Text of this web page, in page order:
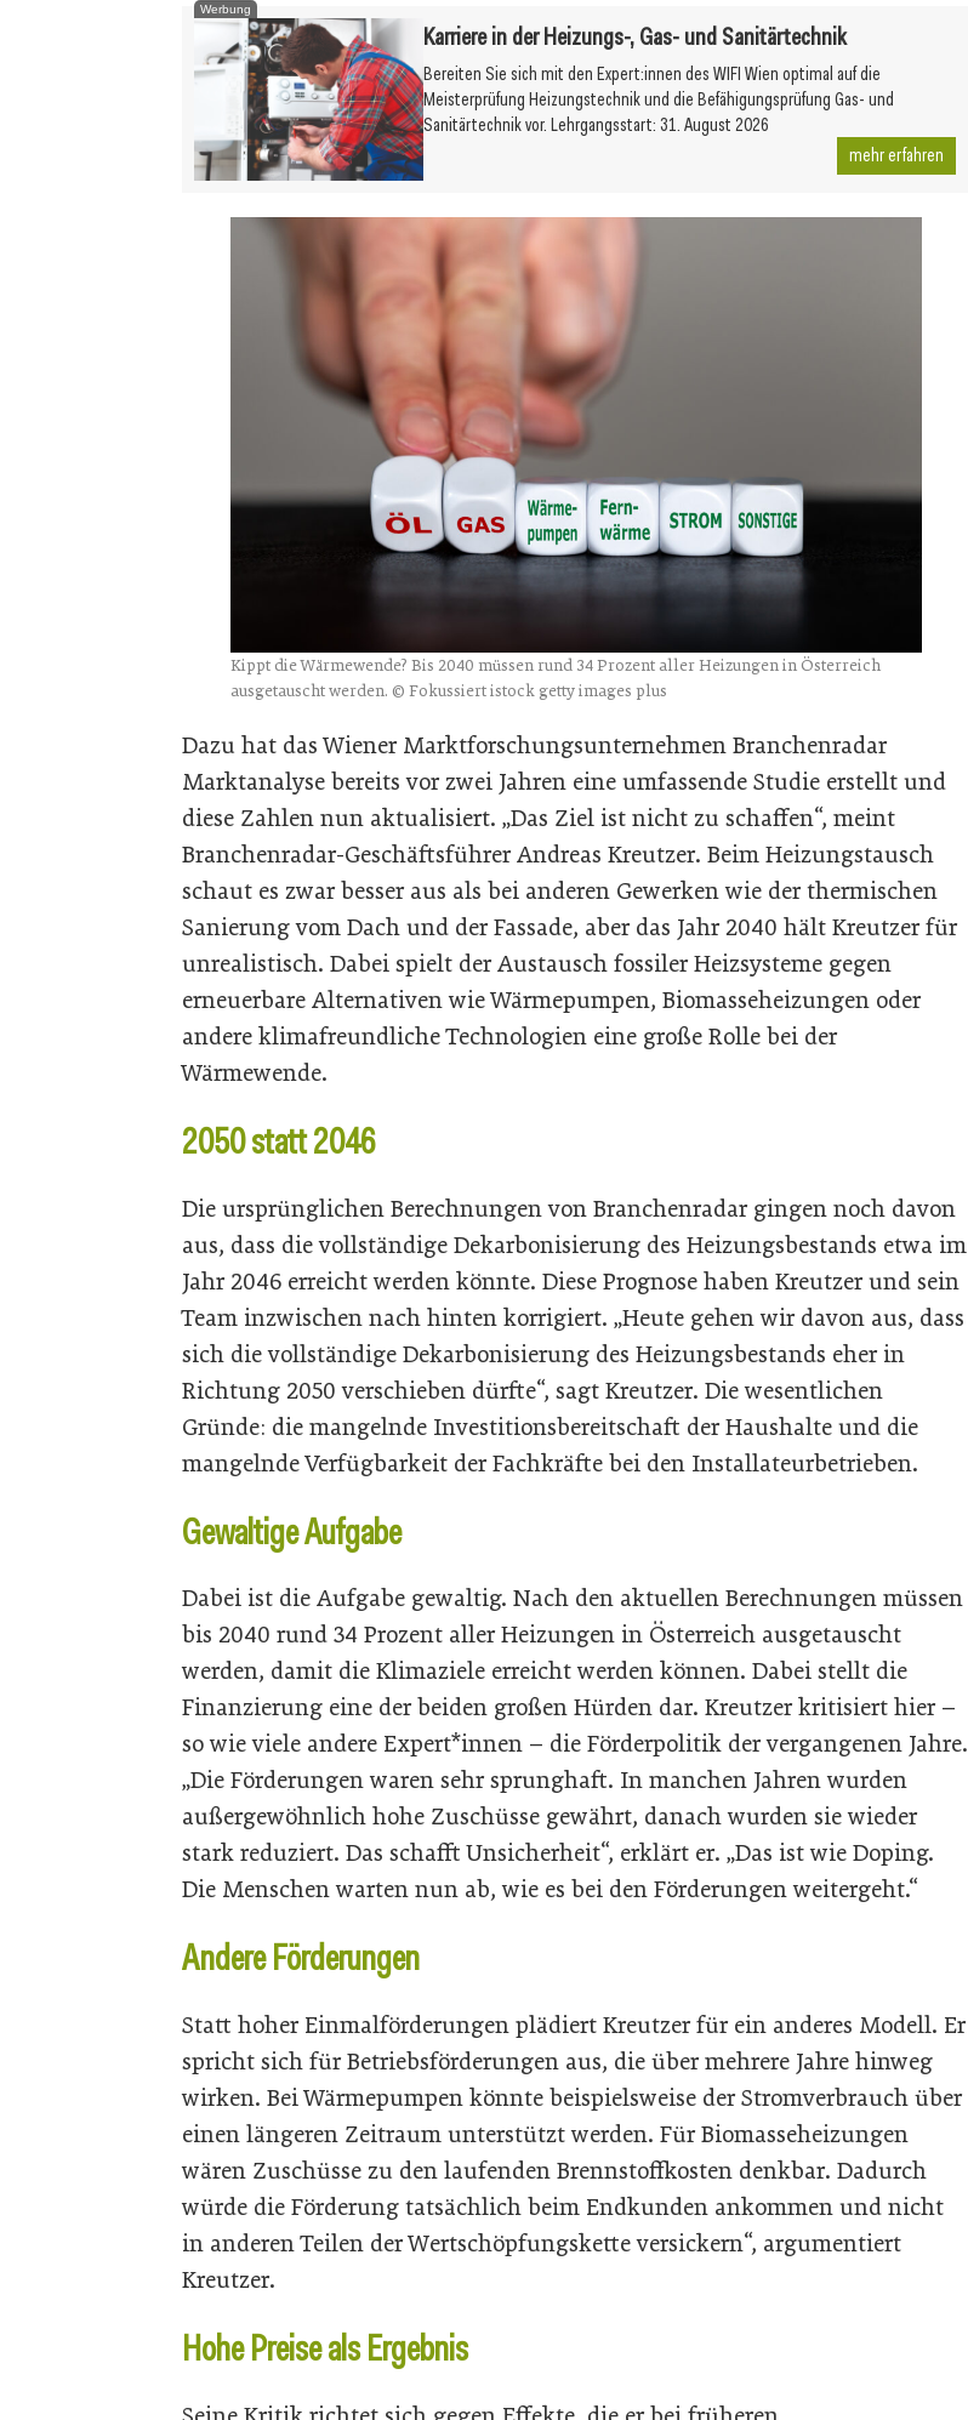
Werbung
Karriere in der Heizungs-, Gas- und Sanitärtechnik
Bereiten Sie sich mit den Expert:innen des WIFI Wien optimal auf die
Meisterprüfung Heizungstechnik und die Befähigungsprüfung Gas- und
Sanitärtechnik vor. Lehrgangsstart: 31. August 2026
mehr erfahren
Kippt die Wärmewende? Bis 2040 müssen rund 34 Prozent aller Heizungen in Österreich
ausgetauscht werden. © Fokussiert istock getty images plus
Dazu hat das Wiener Marktforschungsunternehmen Branchenradar
Marktanalyse bereits vor zwei Jahren eine umfassende Studie erstellt und
diese Zahlen nun aktualisiert. „Das Ziel ist nicht zu schaffen“, meint
Branchenradar-Geschäftsführer Andreas Kreutzer. Beim Heizungstausch
schaut es zwar besser aus als bei anderen Gewerken wie der thermischen
Sanierung vom Dach und der Fassade, aber das Jahr 2040 hält Kreutzer für
unrealistisch. Dabei spielt der Austausch fossiler Heizsysteme gegen
erneuerbare Alternativen wie Wärmepumpen, Biomasseheizungen oder
andere klimafreundliche Technologien eine große Rolle bei der
Wärmewende.
2050 statt 2046
Die ursprünglichen Berechnungen von Branchenradar gingen noch davon
aus, dass die vollständige Dekarbonisierung des Heizungsbestands etwa im
Jahr 2046 erreicht werden könnte. Diese Prognose haben Kreutzer und sein
Team inzwischen nach hinten korrigiert. „Heute gehen wir davon aus, dass
sich die vollständige Dekarbonisierung des Heizungsbestands eher in
Richtung 2050 verschieben dürfte“, sagt Kreutzer. Die wesentlichen
Gründe: die mangelnde Investitionsbereitschaft der Haushalte und die
mangelnde Verfügbarkeit der Fachkräfte bei den Installateurbetrieben.
Gewaltige Aufgabe
Dabei ist die Aufgabe gewaltig. Nach den aktuellen Berechnungen müssen
bis 2040 rund 34 Prozent aller Heizungen in Österreich ausgetauscht
werden, damit die Klimaziele erreicht werden können. Dabei stellt die
Finanzierung eine der beiden großen Hürden dar. Kreutzer kritisiert hier –
so wie viele andere Expert*innen – die Förderpolitik der vergangenen Jahre.
„Die Förderungen waren sehr sprunghaft. In manchen Jahren wurden
außergewöhnlich hohe Zuschüsse gewährt, danach wurden sie wieder
stark reduziert. Das schafft Unsicherheit“, erklärt er. „Das ist wie Doping.
Die Menschen warten nun ab, wie es bei den Förderungen weitergeht.“
Andere Förderungen
Statt hoher Einmalförderungen plädiert Kreutzer für ein anderes Modell. Er
spricht sich für Betriebsförderungen aus, die über mehrere Jahre hinweg
wirken. Bei Wärmepumpen könnte beispielsweise der Stromverbrauch über
einen längeren Zeitraum unterstützt werden. Für Biomasseheizungen
wären Zuschüsse zu den laufenden Brennstoffkosten denkbar. Dadurch
würde die Förderung tatsächlich beim Endkunden ankommen und nicht
in anderen Teilen der Wertschöpfungskette versickern“, argumentiert
Kreutzer.
Hohe Preise als Ergebnis